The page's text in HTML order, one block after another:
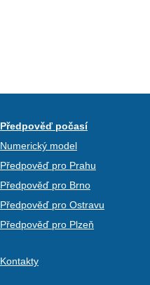
Předpověď počasí
Numerický model
Předpověď pro Prahu
Předpověď pro Brno
Předpověď pro Ostravu
Předpověď pro Plzeň
Kontakty